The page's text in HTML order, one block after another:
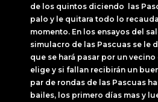
de los quintos diciendo las
palo y le quitara todo lo
momento. En los ensayos del
simulacro de las Pascuas se le
que se hará pasar por un
elige y si fallan recibirán un
par de rondas de las Pascuas
bailes, los primero días mas y